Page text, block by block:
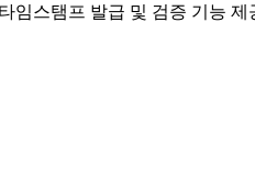
임스탬프 발급 및 검증 기능 제